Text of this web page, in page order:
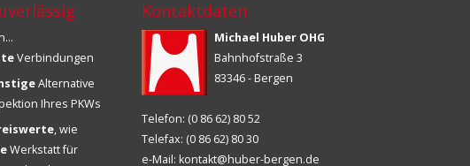
Verbindungen
Alternative
Ihres PKWs
, wie
Werkstatt für
Kontaktdaten
Michael Huber OHG
Bahnhofstraße 3
83346 - Bergen
Telefon: (0 86 62) 80 52
Telefax: (0 86 62) 80 30
e-Mail: kontakt@huber-bergen.de